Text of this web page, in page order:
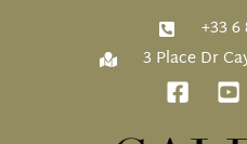
‭+33 6
3 Place Dr